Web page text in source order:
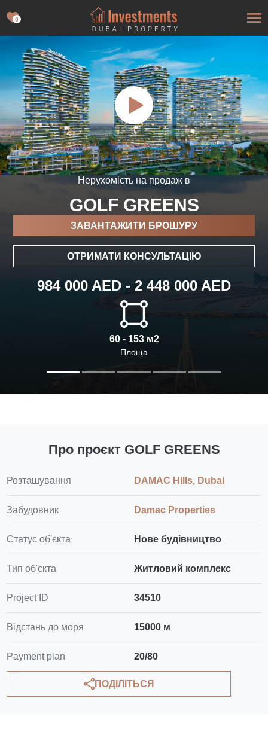
0
Нерухомість на продаж в
GOLF GREENS
ЗАВАНТАЖИТИ БРОШУРУ
ОТРИМАТИ КОНСУЛЬТАЦІЮ
984 000 AED - 2 448 000 AED
60 - 153 м2
Площа
Про проєкт GOLF GREENS
Розташування DAMAC Hills, Dubai
Забудовник Damac Properties
Статус об'єкта Нове будівництво
Тип об'єкта Житловий комплекс
Project ID 34510
Відстань до моря 15000 м
Payment plan 20/80
ПОДІЛІТЬСЯ